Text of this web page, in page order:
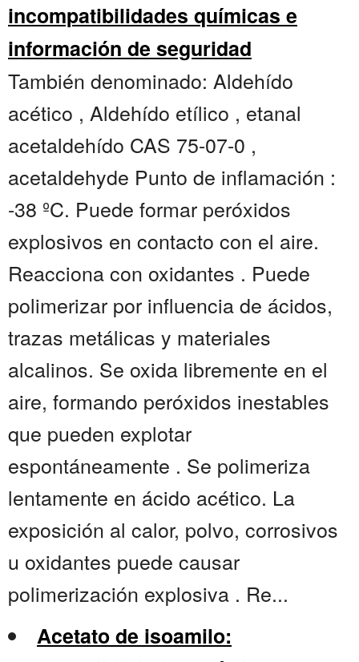
incompatibilidades químicas e
información de seguridad
También denominado: Aldehído
acético , Aldehído etílico , etanal
acetaldehído CAS 75-07-0 ,
acetaldehyde Punto de inflamación :
-38 ºC. Puede formar peróxidos
explosivos en contacto con el aire.
Reacciona con oxidantes . Puede
polimerizar por influencia de ácidos,
trazas metálicas y materiales
alcalinos. Se oxida libremente en el
aire, formando peróxidos inestables
que pueden explotar
espontáneamente . Se polimeriza
lentamente en ácido acético. La
exposición al calor, polvo, corrosivos
u oxidantes puede causar
polimerización explosiva . Re...
Acetato de isoamilo: